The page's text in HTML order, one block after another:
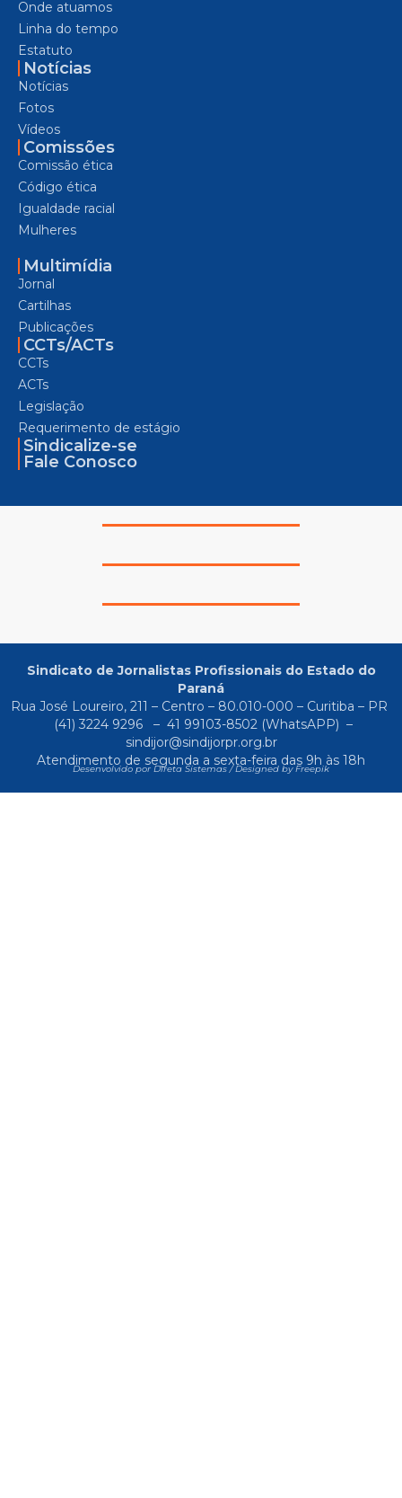
Onde atuamos
Linha do tempo
Estatuto
Notícias
Notícias
Fotos
Vídeos
Comissões
Comissão ética
Código ética
Igualdade racial
Mulheres
Multimídia
Jornal
Cartilhas
Publicações
CCTs/ACTs
CCTs
ACTs
Legislação
Requerimento de estágio
Sindicalize-se
Fale Conosco
Sindicato de Jornalistas Profissionais do Estado do
Paraná
Rua José Loureiro, 211 – Centro – 80.010-000 – Curitiba – PR
(41) 3224 9296
– 41 99103-8502(WhatsAPP) –
sindijor@sindijorpr.org.br
Atendimento de segunda a sexta-feira das 9h às 18h
Desenvolvido por Direta Sistemas /Designed by Freepik